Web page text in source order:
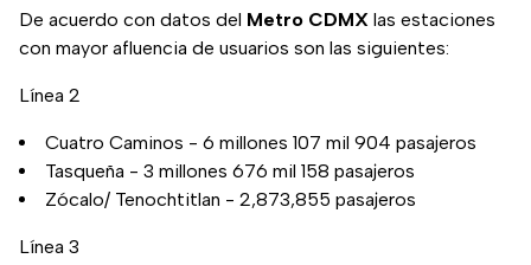
De acuerdo con datos del Metro CDMX las estaciones
con mayor afluencia de usuarios son las siguientes:
Línea 2
Cuatro Caminos - 6 millones 107 mil 904 pasajeros
Tasqueña - 3 millones 676 mil 158 pasajeros
Zócalo/ Tenochtitlan - 2,873,855 pasajeros
Línea 3